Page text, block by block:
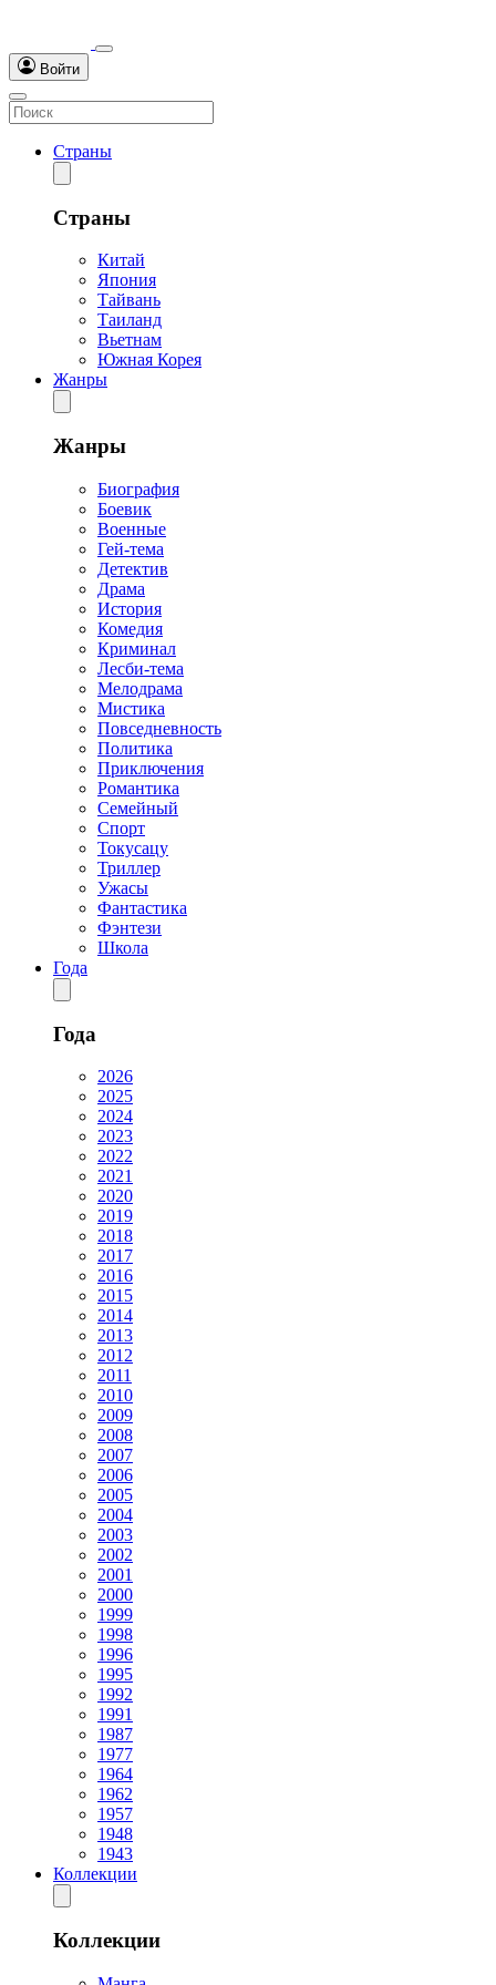
Войти
Страны
Страны
Китай
Япония
Тайвань
Таиланд
Вьетнам
Южная Корея
Жанры
Жанры
Биография
Боевик
Военные
Гей-тема
Детектив
Драма
История
Комедия
Криминал
Лесби-тема
Мелодрама
Мистика
Повседневность
Политика
Приключения
Романтика
Семейный
Спорт
Токусацу
Триллер
Ужасы
Фантастика
Фэнтези
Школа
Года
Года
2026
2025
2024
2023
2022
2021
2020
2019
2018
2017
2016
2015
2014
2013
2012
2011
2010
2009
2008
2007
2006
2005
2004
2003
2002
2001
2000
1999
1998
1996
1995
1992
1991
1987
1977
1964
1962
1957
1948
1943
Коллекции
Коллекции